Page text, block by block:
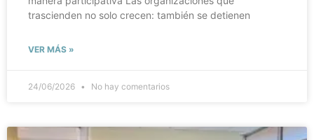
trascienden no solo crecen: también se detienen
VER MÁS »
24/06/2026 No hay comentarios